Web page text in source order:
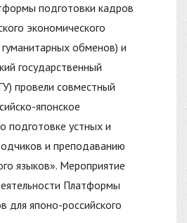
подготовки кадров
экономического
обменов) и
государственный
провели совместный
японское
подготовке устных и
и преподаванию
языков». Мероприятие
Платформы
для японо-российского